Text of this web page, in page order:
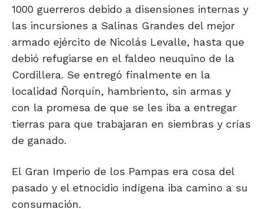
1000 guerreros debido a disensiones internas y
las incursiones a Salinas Grandes del mejor
armado ejército de Nicolás Levalle, hasta que
debió refugiarse en el faldeo neuquino de la
Cordillera. Se entregó finalmente en la
localidad Ñorquín, hambriento, sin armas y
con la promesa de que se les iba a entregar
tierras para que trabajaran en siembras y crías
de ganado.
El Gran Imperio de los Pampas era cosa del
pasado y el etnocidio indígena iba camino a su
consumación.